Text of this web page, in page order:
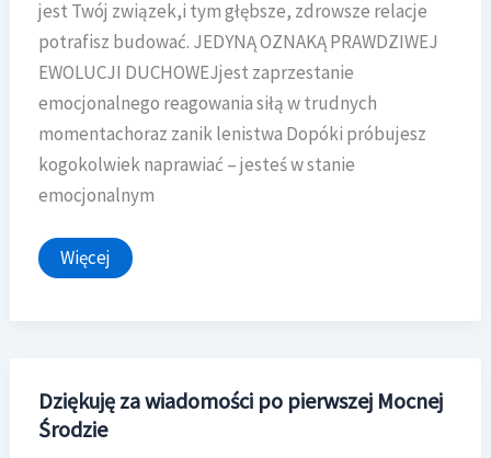
jest Twój związek,i tym głębsze, zdrowsze relacje
potrafisz budować. JEDYNĄ OZNAKĄ PRAWDZIWEJ
EWOLUCJI DUCHOWEJjest zaprzestanie
emocjonalnego reagowania siłą w trudnych
momentachoraz zanik lenistwa Dopóki próbujesz
kogokolwiek naprawiać – jesteś w stanie
emocjonalnym
Już dziś
Mocna
Więcej
Dziękuję za wiadomości po pierwszej Mocnej
Środzie